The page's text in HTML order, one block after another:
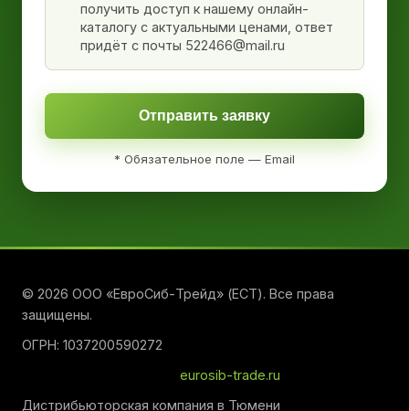
получить доступ к нашему онлайн-
каталогу с актуальными ценами, ответ
придёт с почты 522466@mail.ru
Отправить заявку
* Обязательное поле — Email
© 2026 ООО «ЕвроСиб-Трейд» (ЕСТ). Все права
защищены.
ОГРН: 1037200590272
eurosib-trade.ru
Дистрибьюторская компания в Тюмени